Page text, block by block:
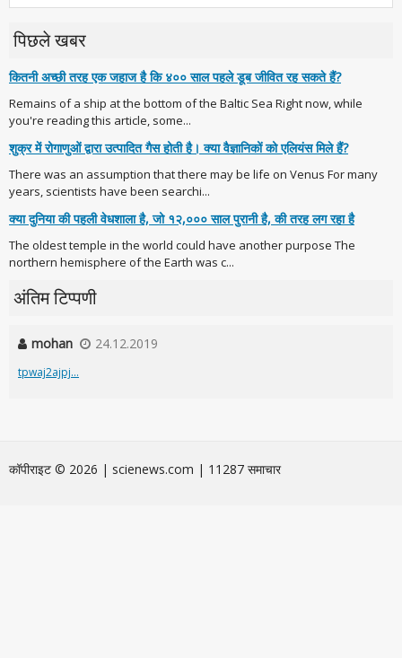
पिछले खबर
कितनी अच्छी तरह एक जहाज है कि ४०० साल पहले डूब जीवित रह सकते हैं?
Remains of a ship at the bottom of the Baltic Sea Right now, while
you're reading this article, some...
शुक्र में रोगाणुओं द्वारा उत्पादित गैस होती है। क्या वैज्ञानिकों को एलियंस मिले हैं?
There was an assumption that there may be life on Venus For many
years, scientists have been searchi...
क्या दुनिया की पहली वेधशाला है, जो १२,००० साल पुरानी है, की तरह लग रहा है
The oldest temple in the world could have another purpose The
northern hemisphere of the Earth was c...
अंतिम टिप्पणी
mohan 24.12.2019
tpwaj2ajpj...
कॉपीराइट © 2026 | scienews.com | 11287 समाचार